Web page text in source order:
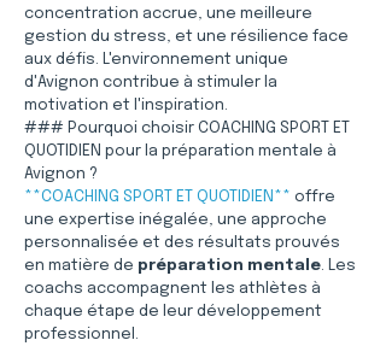
concentration accrue, une meilleure
gestion du stress, et une résilience face
aux défis. L'environnement unique
d'Avignon contribue à stimuler la
motivation et l'inspiration.
### Pourquoi choisir COACHING SPORT ET
QUOTIDIEN pour la préparation mentale à
Avignon ?
**COACHING SPORT ET QUOTIDIEN** offre
une expertise inégalée, une approche
personnalisée et des résultats prouvés
en matière de préparation mentale. Les
coachs accompagnent les athlètes à
chaque étape de leur développement
professionnel.